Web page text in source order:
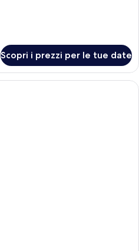
Scopri i prezzi per le tue date